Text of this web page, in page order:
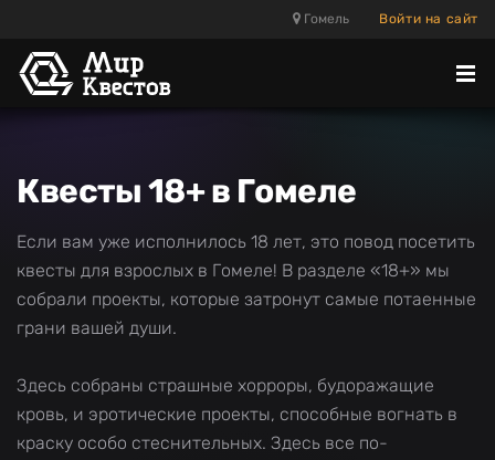
Гомель Войти на сайт
Квесты 18+ в Гомеле
Если вам уже исполнилось 18 лет, это повод посетить
квесты для взрослых в Гомеле! В разделе «18+» мы
собрали проекты, которые затронут самые потаенные
грани вашей души.
Здесь собраны страшные хорроры, будоражащие
кровь, и эротические проекты, способные вогнать в
краску особо стеснительных. Здесь все по-